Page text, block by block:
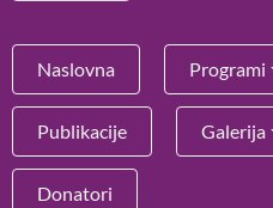
Naslovna Programi
Publikacije Galerija
Donatori